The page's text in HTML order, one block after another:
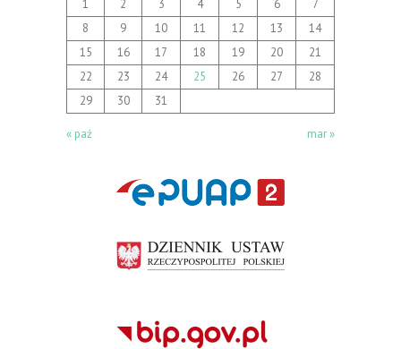
1
2 3 4 5 6
7
8
9 10 11 12 13
14
15
16 17 18 19 20
21
22
23 24 25 26 27
28
29
30 31
« paź mar »